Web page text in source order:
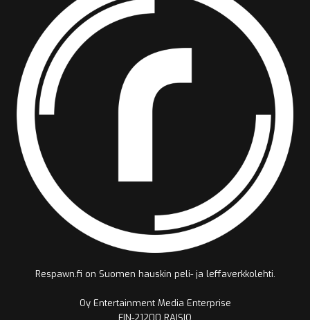
Respawn.fi on Suomen hauskin peli- ja leffaverkkolehti.
Oy Entertainment Media Enterprise
FIN-21200 RAISIO